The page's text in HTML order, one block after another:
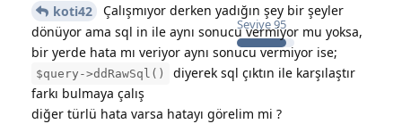
Seviye95
koti42
Çalışmıyor derken yadığın şey bir şeyler
dönüyor ama sql in ile aynı sonucu vermiyor mu yoksa,
bir yerde hata mı veriyor aynı sonucu vermiyor ise;
$query->ddRawSql()
diyerek sql çıktın ile karşılaştır
farkı bulmaya çalış
diğer türlü hata varsa hatayı görelim mi ?